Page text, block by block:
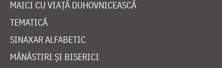
MAICI CU VIAȚĂ DUHOVNICEASCĂ
TEMATICĂ
SINAXAR ALFABETIC
MĂNĂSTIRI ȘI BISERICI